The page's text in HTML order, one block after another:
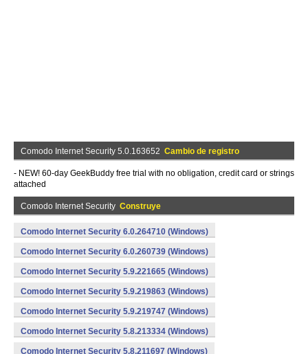
Comodo Internet Security 5.0.163652 Cambio de registro
- NEW! 60-day GeekBuddy free trial with no obligation, credit card or strings
attached
Comodo Internet Security Construye
Comodo Internet Security 6.0.264710 (Windows)
Comodo Internet Security 6.0.260739 (Windows)
Comodo Internet Security 5.9.221665 (Windows)
Comodo Internet Security 5.9.219863 (Windows)
Comodo Internet Security 5.9.219747 (Windows)
Comodo Internet Security 5.8.213334 (Windows)
Comodo Internet Security 5.8.211697 (Windows)